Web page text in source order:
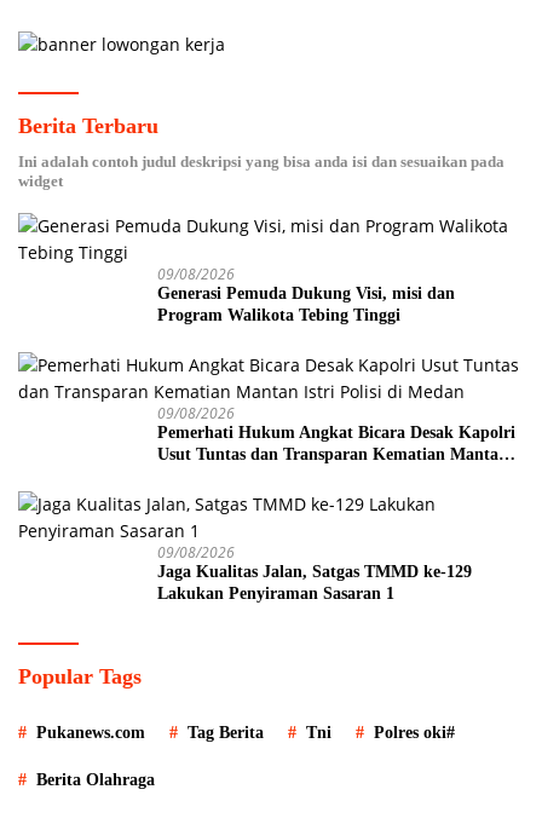
Berita Terbaru
Ini adalah contoh judul deskripsi yang bisa anda isi dan sesuaikan pada
widget
09/08/2026
Generasi Pemuda Dukung Visi, misi dan
Program Walikota Tebing Tinggi
09/08/2026
Pemerhati Hukum Angkat Bicara Desak Kapolri
Usut Tuntas dan Transparan Kematian Mantan
09/08/2026
Jaga Kualitas Jalan, Satgas TMMD ke-129
Lakukan Penyiraman Sasaran 1
Popular Tags
Pukanews.com Tag Berita Tni Polres oki#
Berita Olahraga